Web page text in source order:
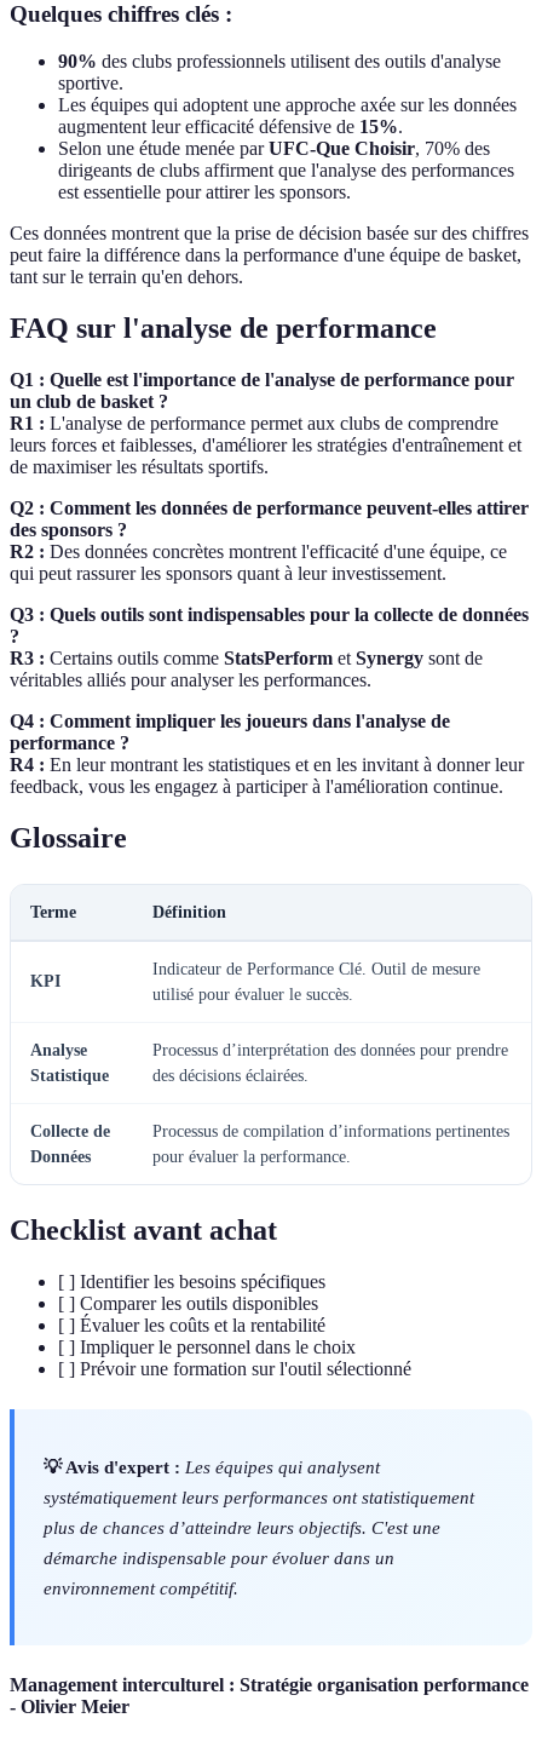
Quelques chiffres clés :
90% des clubs professionnels utilisent des outils d'analyse
sportive.
Les équipes qui adoptent une approche axée sur les données
augmentent leur efficacité défensive de 15%.
Selon une étude menée parUFC-Que Choisir, 70% des
dirigeants de clubs affirment que l'analyse des performances
est essentielle pour attirer les sponsors.
Ces données montrent que la prise de décision basée sur des chiffres
peut faire la différence dans la performance d'une équipe de basket,
tant sur le terrain qu'en dehors.
FAQ sur l'analyse de performance
Q1 : Quelle est l'importance de l'analyse de performance pour
un club de basket ?
R1 : L'analyse de performance permet aux clubs de comprendre
leurs forces et faiblesses, d'améliorer les stratégies d'entraînement et
de maximiser les résultats sportifs.
Q2 : Comment les données de performance peuvent-elles attirer
des sponsors ?
R2 : Des données concrètes montrent l'efficacité d'une équipe, ce
qui peut rassurer les sponsors quant à leur investissement.
Q3 : Quels outils sont indispensables pour la collecte de données
?
R3 : Certains outils comme StatsPerform et Synergy sont de
véritables alliés pour analyser les performances.
Q4 : Comment impliquer les joueurs dans l'analyse de
performance ?
R4 : En leur montrant les statistiques et en les invitant à donner leur
feedback, vous les engagez à participer à l'amélioration continue.
Glossaire
Terme Définition
KPI
Indicateur de Performance Clé. Outil de mesure
utilisé pour évaluer le succès.
Analyse
Statistique
Processus d’interprétation des données pour prendre
des décisions éclairées.
Collecte de
Données
Processus de compilation d’informations pertinentes
pour évaluer la performance.
Checklist avant achat
[ ] Identifier les besoins spécifiques
[ ] Comparer les outils disponibles
[ ] Évaluer les coûts et la rentabilité
[ ] Impliquer le personnel dans le choix
[ ] Prévoir une formation sur l'outil sélectionné
💡 Avis d'expert : Les équipes qui analysent
systématiquement leurs performances ont statistiquement
plus de chances d’atteindre leurs objectifs. C'est une
démarche indispensable pour évoluer dans un
environnement compétitif.
Management interculturel : Stratégie organisation performance
- Olivier Meier